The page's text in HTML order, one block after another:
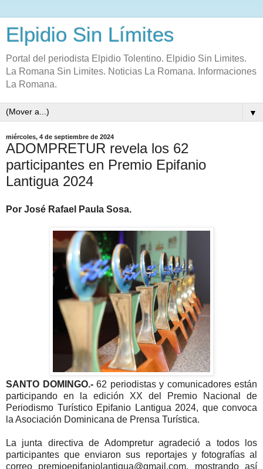
Elpidio Sin Límites
Portal del periodista Elpidio Tolentino. Elpidio Sin Limites.
La Romana Sin Limites. Noticias La Romana. Informaciones
La Romana.
▼
miércoles, 4 de septiembre de 2024
ADOMPRETUR revela los 62
participantes en Premio Epifanio
Lantigua 2024
Por José Rafael Paula Sosa.
SANTO DOMINGO.- 62 periodistas y comunicadores están
participando en la edición XX del Premio Nacional de
Periodismo Turístico Epifanio Lantigua 2024, que convoca
la Asociación Dominicana de Prensa Turística.
La junta directiva de Adompretur agradeció a todos los
participantes que enviaron sus reportajes y fotografías al
correo premioepifaniolantigua@gmail.com, mostrando así